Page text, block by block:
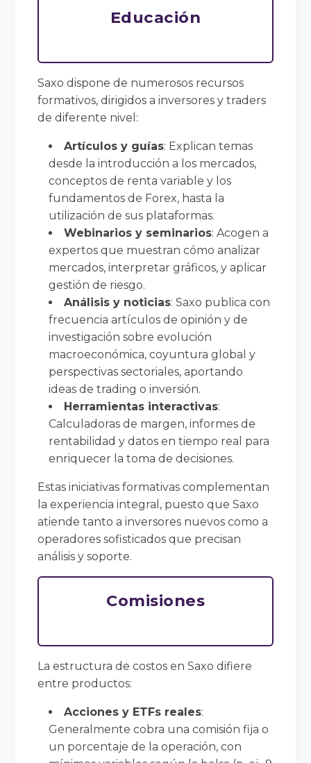
Educación
Saxo dispone de numerosos recursos
formativos, dirigidos a inversores y traders
de diferente nivel:
Artículos y guías: Explican temas
desde la introducción a los mercados,
conceptos de renta variable y los
fundamentos de Forex, hasta la
utilización de sus plataformas.
Webinarios y seminarios: Acogen a
expertos que muestran cómo analizar
mercados, interpretar gráficos, y aplicar
gestión de riesgo.
Análisis y noticias: Saxo publica con
frecuencia artículos de opinión y de
investigación sobre evolución
macroeconómica, coyuntura global y
perspectivas sectoriales, aportando
ideas de trading o inversión.
Herramientas interactivas:
Calculadoras de margen, informes de
rentabilidad y datos en tiempo real para
enriquecer la toma de decisiones.
Estas iniciativas formativas complementan
la experiencia integral, puesto que Saxo
atiende tanto a inversores nuevos como a
operadores sofisticados que precisan
análisis y soporte.
Comisiones
La estructura de costos en Saxo difiere
entre productos:
Acciones y ETFs reales:
Generalmente cobra una comisión fija o
un porcentaje de la operación, con